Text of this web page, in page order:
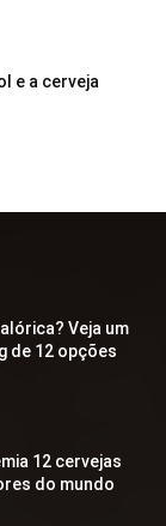
e a cerveja
Veja um
de 12 opções
12 cervejas
do mundo